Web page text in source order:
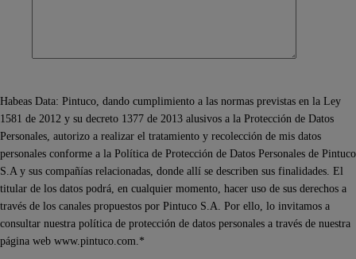
Habeas Data: Pintuco, dando cumplimiento a las normas previstas en la Ley
1581 de 2012 y su decreto 1377 de 2013 alusivos a la Protección de Datos
Personales, autorizo a realizar el tratamiento y recolección de mis datos
personales conforme a la Política de Protección de Datos Personales de Pintuco
S.A y sus compañías relacionadas, donde allí se describen sus finalidades. El
titular de los datos podrá, en cualquier momento, hacer uso de sus derechos a
través de los canales propuestos por Pintuco S.A. Por ello, lo invitamos a
consultar nuestra política de protección de datos personales a través de nuestra
página web www.pintuco.com.*